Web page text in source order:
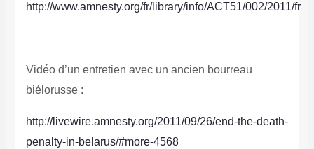
http://www.amnesty.org/fr/library/info/ACT51/002/2011/fr
Vidéo d’un entretien avec un ancien bourreau
biélorusse :
http://livewire.amnesty.org/2011/09/26/end-the-death-
penalty-in-belarus/#more-4568